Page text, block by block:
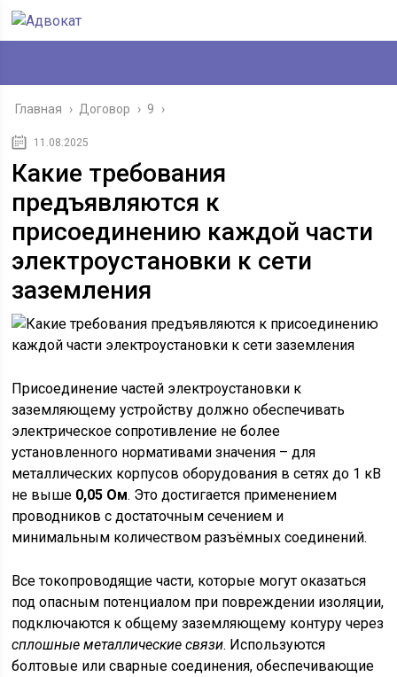
Главная › Договор › 9 ›
11.08.2025
Какие требования
предъявляются к
присоединению каждой части
электроустановки к сети
заземления
Присоединение частей электроустановки к
заземляющему устройству должно обеспечивать
электрическое сопротивление не более
установленного нормативами значения – для
металлических корпусов оборудования в сетях до 1 кВ
не выше 0,05 Ом. Это достигается применением
проводников с достаточным сечением и
минимальным количеством разъёмных соединений.
Все токопроводящие части, которые могут оказаться
под опасным потенциалом при повреждении изоляции,
подключаются к общему заземляющему контуру через
сплошные металлические связи. Используются
болтовые или сварные соединения, обеспечивающие